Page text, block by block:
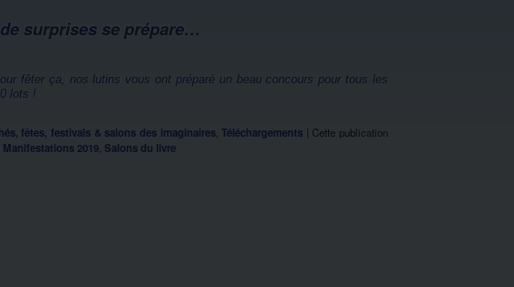
surprises se prépare…
fêter ça, nos lutins vous ont préparé un beau concours pour tous les
lots !
fêtes, festivals & salons des imaginaires,Téléchargements | Cette publication
Manifestations 2019 Salons du livre